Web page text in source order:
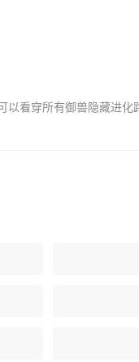
以看穿所有御兽隐藏进